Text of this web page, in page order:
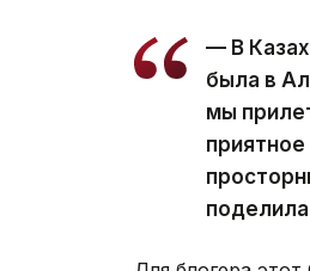
— В
была в
мы